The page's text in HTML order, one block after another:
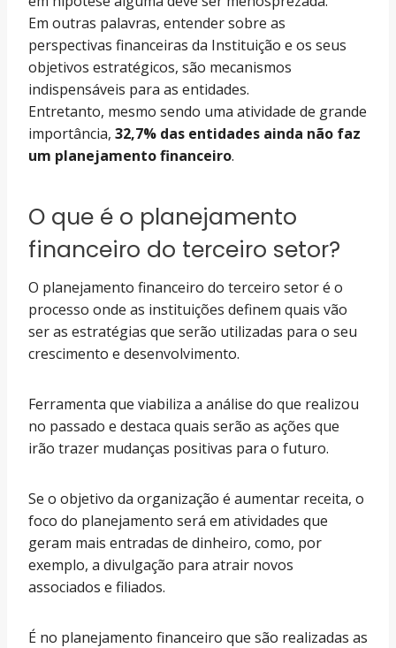
Em outras palavras, entender sobre as
perspectivas financeiras da Instituição e os seus
objetivos estratégicos, são mecanismos
indispensáveis para as entidades.
Entretanto, mesmo sendo uma atividade de grande
importância, 32,7% das entidades ainda não faz
um planejamento financeiro.
O que é o planejamento
financeiro do terceiro setor?
O planejamento financeiro do terceiro setor é o
processo onde as instituições definem quais vão
ser as estratégias que serão utilizadas para o seu
crescimento e desenvolvimento.
Ferramenta que viabiliza a análise do que realizou
no passado e destaca quais serão as ações que
irão trazer mudanças positivas para o futuro.
Se o objetivo da organização é aumentar receita, o
foco do planejamento será em atividades que
geram mais entradas de dinheiro, como, por
exemplo, a divulgação para atrair novos
associados e filiados.
É no planejamento financeiro que são realizadas as